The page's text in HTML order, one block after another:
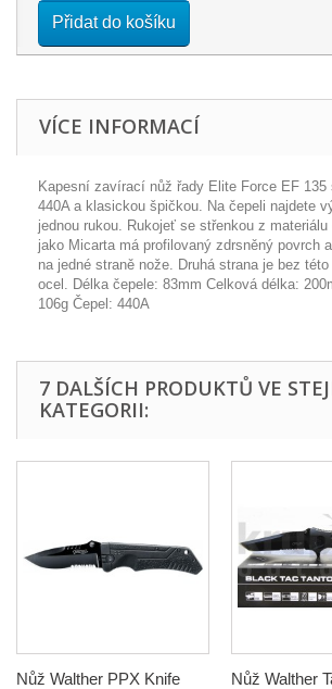
Přidat do košíku
VÍCE INFORMACÍ
Kapesní zavírací nůž řady Elite Force EF 135
440A a klasickou špičkou. Na čepeli najdete
jednou rukou. Rukojeť se střenkou z materiálu
jako Micarta má profilovaný zdrsněný povrch
na jedné straně nože. Druhá strana je bez
ocel. Délka čepele: 83mm Celková délka:
106g Čepel: 440A
7 DALŠÍCH PRODUKTŮ VE
KATEGORII:
Nůž Walther PPX Knife
Nůž Walther